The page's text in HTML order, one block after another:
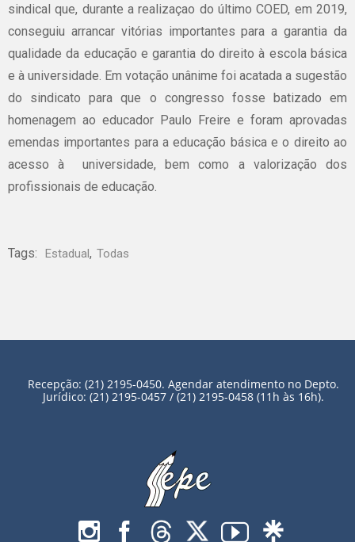
sindical que, durante a realizaçao do último COED, em 2019,
conseguiu arrancar vitórias importantes para a garantia da
qualidade da educação e garantia do direito à escola básica
e à universidade. Em votação unânime foi acatada a sugestão
do sindicato para que o congresso fosse batizado em
homenagem ao educador Paulo Freire e foram aprovadas
emendas importantes para a educação básica e o direito ao
acesso à universidade, bem como a valorização dos
profissionais de educação.
Tags: Estadual, Todas
Recepção: (21) 2195-0450. Agendar atendimento no Depto.
Jurídico: (21) 2195-0457 / (21) 2195-0458 (11h às 16h).